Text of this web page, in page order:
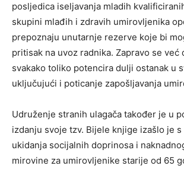
posljedica iseljavanja mladih
skupini mlađih i zdravih umirovljenika
prepoznaju unutarnje rezerve koje bi
pritisak na uvoz radnika. Zapravo se već
svakako toliko potencira dulji ostanak u
uključujući i poticanje zapošljavanja
Udruženje stranih ulagača također je u
izdanju svoje tzv. Bijele knjige izašlo je
ukidanja socijalnih doprinosa i
mirovine za umirovljenike starije od 65